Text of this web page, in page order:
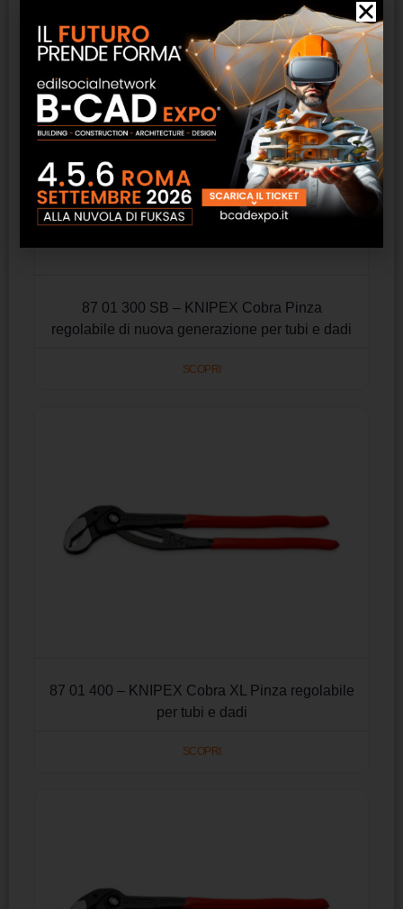
87 01 300 SB – KNIPEX Cobra Pinza
regolabile di nuova generazione per tubi e dadi
SCOPRI
87 01 400 – KNIPEX Cobra XL Pinza regolabile
per tubi e dadi
SCOPRI